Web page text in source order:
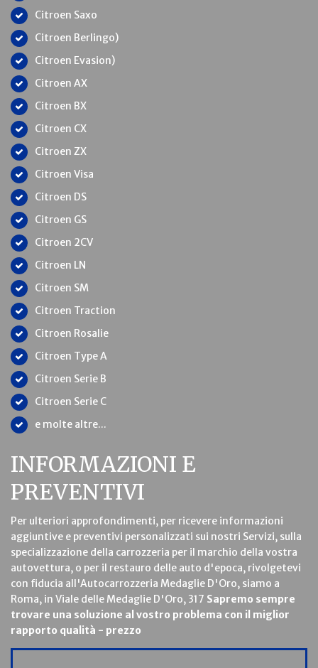
Citroen Saxo
Citroen Berlingo)
Citroen Evasion)
Citroen AX
Citroen BX
Citroen CX
Citroen ZX
Citroen Visa
Citroen DS
Citroen GS
Citroen 2CV
Citroen LN
Citroen SM
Citroen Traction
Citroen Rosalie
Citroen Type A
Citroen Serie B
Citroen Serie C
e molte altre...
INFORMAZIONI E
PREVENTIVI
Per ulteriori approfondimenti, per ricevere informazioni
aggiuntive e preventivi personalizzati sui nostri Servizi, sulla
specializzazione della carrozzeria per il marchio della vostra
autovettura, o per il restauro delle auto d'epoca, rivolgetevi
con fiducia all'Autocarrozzeria Medaglie D'Oro, siamo a
Roma, in Viale delle Medaglie D'Oro, 317 Sapremo sempre
trovare una soluzione al vostro problema con il miglior
rapporto qualità - prezzo